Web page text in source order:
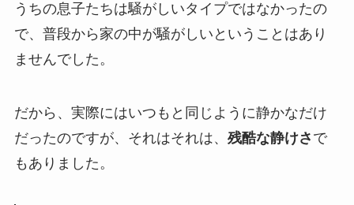
うちの息子たちは騒がしいタイプではなかったの
で、普段から家の中が騒がしいということはあり
ませんでした。
だから、実際にはいつもと同じように静かなだけ
だったのですが、それはそれは、 残酷な静けさ で
もありました。